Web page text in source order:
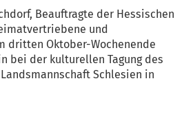
Beauf­trag­te der Hes­si­schen
und
drit­ten Okto­ber-Wochen­en­de
bei der kul­tu­rel­len Tagung des
Schle­si­en in